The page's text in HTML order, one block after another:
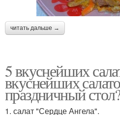
читать дальше →
5 вкуснейших
вкуснейших
праздничный
1. салат "Сердце Ангела".